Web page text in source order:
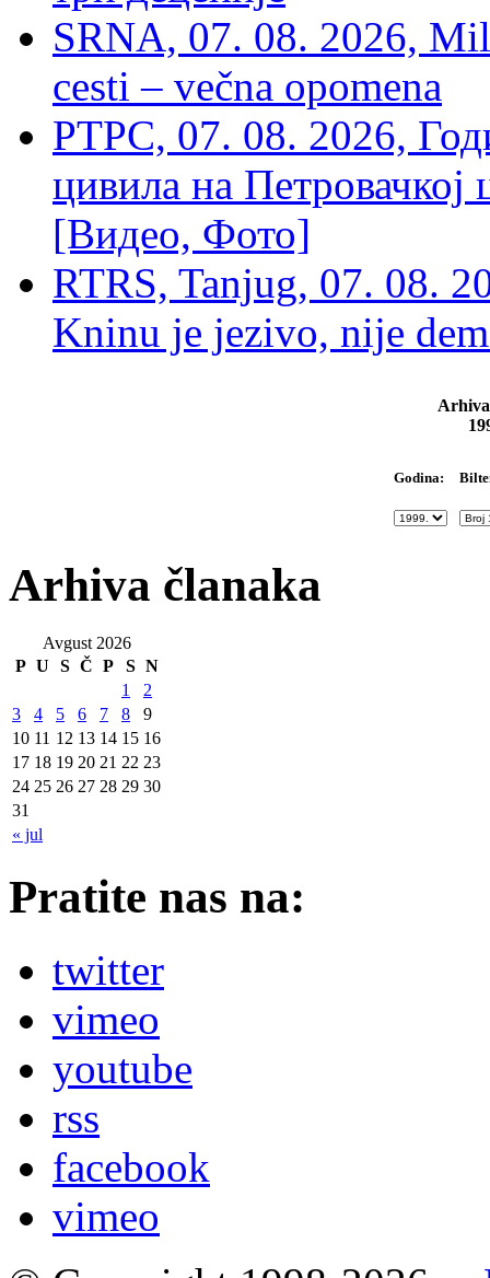
SRNA, 07. 08. 2026,
cesti – večna opomena
РТРС, 07. 08. 2026,
цивила на Петровачкој
[Видео, Фото]
RTRS, Tanjug, 07. 08.
Kninu je jezivo, nije
Godina:
Arhiva članaka
Avgust 2026
P U S Č P S N
« jul
1
2
3
4 5 6 7 8
9
10 11 12 13 14 15 16
17 18 19 20 21 22 23
24 25 26 27 28 29 30
31
Pratite nas na:
twitter
vimeo
youtube
rss
facebook
vimeo